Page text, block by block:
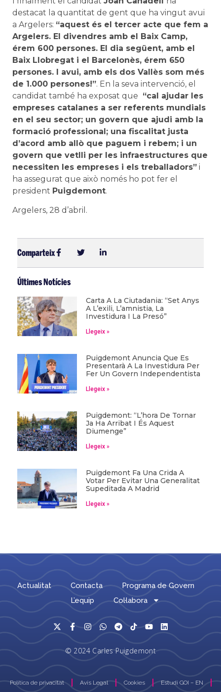
destacat la quantitat de gent que ha vingut avui
a Argelers: “aquest és el tercer acte que fem a
Argelers. El divendres amb el Baix Camp,
érem 600 persones. El dia següent, amb el
Baix Llobregat i el Barcelonès, érem 650
persones. I avui, amb els dos Vallès som més
de 1.000 persones!”. En la seva intervenció, el
candidat també ha exposat que “cal ajudar les
empreses catalanes a ser referents mundials
en el seu sector; un govern que ajudi amb la
formació professional; una fiscalitat justa
d’acord amb allò que paguem i rebem; i un
govern que vetlli per les infraestructures que
necessiten les empreses i els treballadors” i
ha assegurat que això només ho pot fer el
president Puigdemont.
Argelers, 28 d’abril.
Comparteix
Últimes Notícies
Carta A La Ciutadania: “Set Anys
A L’exili, L’amnistia, La
Investidura I La Presó”
Llegeix »
Puigdemont Anuncia Que Es
Presentarà A La Investidura Per
Fer Un Govern Independentista
Llegeix »
Puigdemont: “L’hora De Tornar
Ja Ha Arribat I És Aquest
Diumenge”
Llegeix »
Puigdemont Fa Una Crida A
Votar Per Evitar Una Generalitat
Supeditada A Madrid
Llegeix »
Actualitat Contacta
Programa de Govern
L’equip
Col·labora
© 2024 Carles Puigdemont
Política de privacitat Avís Legal Cookies Estudi GOI – EN